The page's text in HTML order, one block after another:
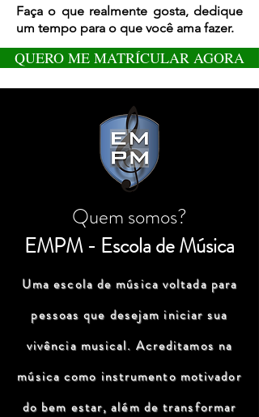
Faça o que realmente gosta, dedique
um tempo para o que você ama fazer.
QUERO ME MATRÍCULAR AGORA
Quem somos?
EMPM - Escola de Música
Uma escola de música voltada para
pessoas que desejam iniciar sua
vivência musical. Acreditamos na
música como instrumento motivador
do bem estar, além de transformar